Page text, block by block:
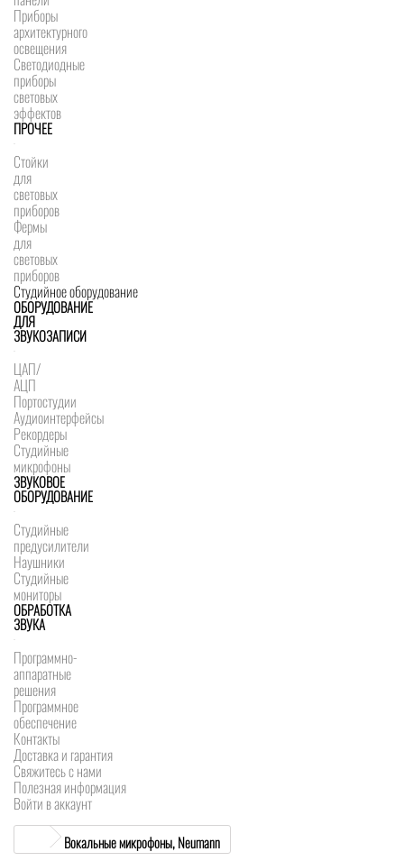
Приборы
архитектурного
освещения
Светодиодные
приборы
световых
эффектов
ПРОЧЕЕ
Стойки
для
световых
приборов
Фермы
для
световых
приборов
Студийное оборудование
ОБОРУДОВАНИЕ
ДЛЯ
ЗВУКОЗАПИСИ
ЦАП/
АЦП
Портостудии
Аудиоинтерфейсы
Рекордеры
Студийные
микрофоны
ЗВУКОВОЕ
ОБОРУДОВАНИЕ
Студийные
предусилители
Наушники
Студийные
мониторы
ОБРАБОТКА
ЗВУКА
Программно-
аппаратные
решения
Программное
обеспечение
Контакты
Доставка и гарантия
Свяжитесь с нами
Полезная информация
Войти в аккаунт
Вокальные микрофоны, Neumann